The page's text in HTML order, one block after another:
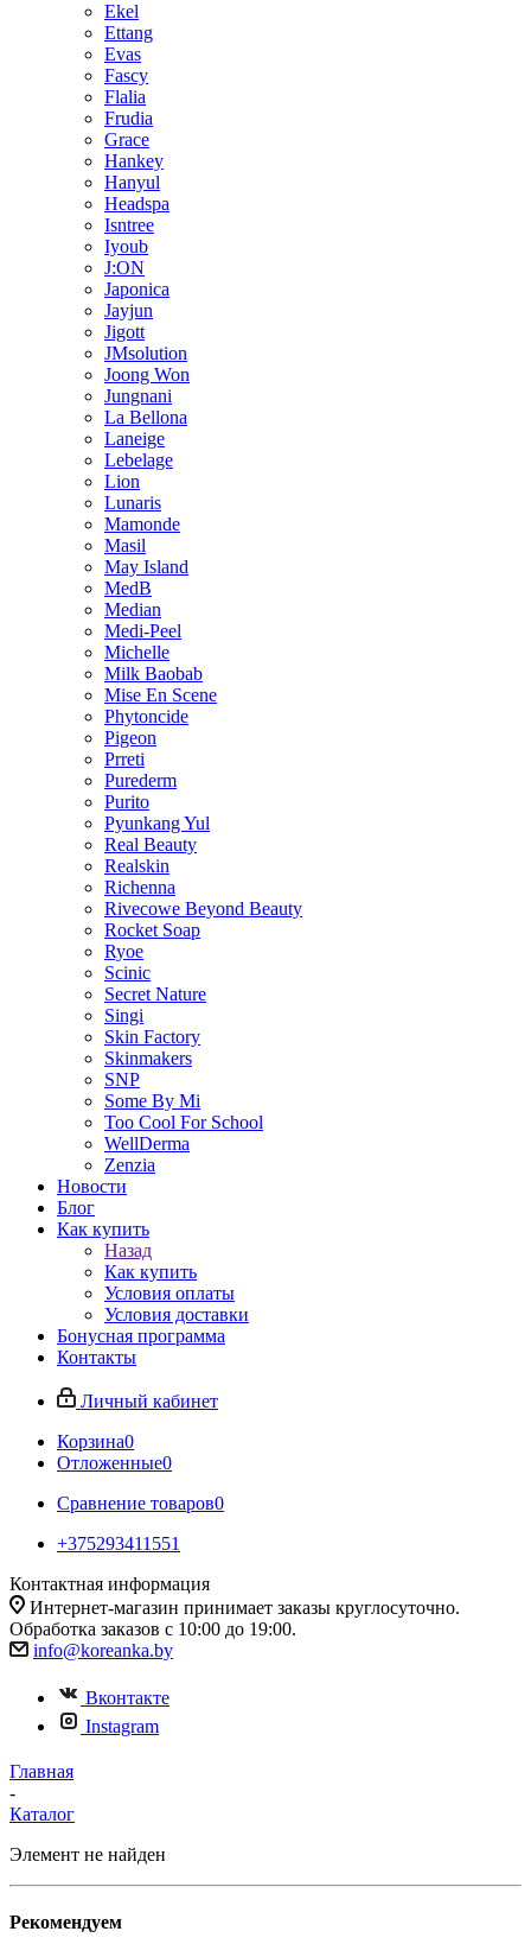
Ekel
Ettang
Evas
Fascy
Flalia
Frudia
Grace
Hankey
Hanyul
Headspa
Isntree
Iyoub
J:ON
Japonica
Jayjun
Jigott
JMsolution
Joong Won
Jungnani
La Bellona
Laneige
Lebelage
Lion
Lunaris
Mamonde
Masil
May Island
MedB
Median
Medi-Peel
Michelle
Milk Baobab
Mise En Scene
Phytoncide
Pigeon
Prreti
Purederm
Purito
Pyunkang Yul
Real Beauty
Realskin
Richenna
Rivecowe Beyond Beauty
Rocket Soap
Ryoe
Scinic
Secret Nature
Singi
Skin Factory
Skinmakers
SNP
Some By Mi
Too Cool For School
WellDerma
Zenzia
Новости
Блог
Как купить
Назад
Как купить
Условия оплаты
Условия доставки
Бонусная программа
Контакты
Личный кабинет
Корзина0
Отложенные0
Сравнение товаров0
+375293411551
Контактная информация
Интернет-магазин принимает заказы круглосуточно.
Обработка заказов с 10:00 до 19:00.
info@koreanka.by
Вконтакте
Instagram
Главная
-
Каталог
Элемент не найден
Рекомендуем